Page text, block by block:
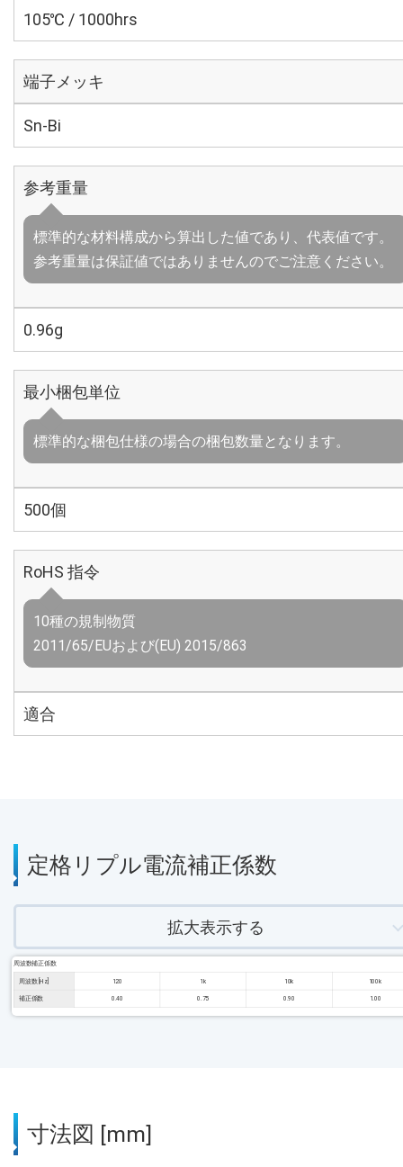
105℃ / 1000hrs
端子メッキ
Sn-Bi
参考重量
標準的な材料構成から算出した値であり、代表値です。
参考重量は保証値ではありませんのでご注意ください。
0.96g
最小梱包単位
標準的な梱包仕様の場合の梱包数量となります。
500個
RoHS 指令
10種の規制物質
2011/65/EUおよび(EU) 2015/863
適合
定格リプル電流補正係数
拡大表示する
周波数補正係数
周波数 [Hz] 120 1k 10k 100k
補正係数 0.40 0.75 0.90 1.00
寸法図 [mm]